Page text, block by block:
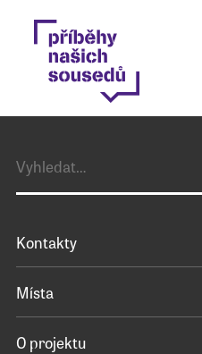
Kontakty
Místa
O projektu